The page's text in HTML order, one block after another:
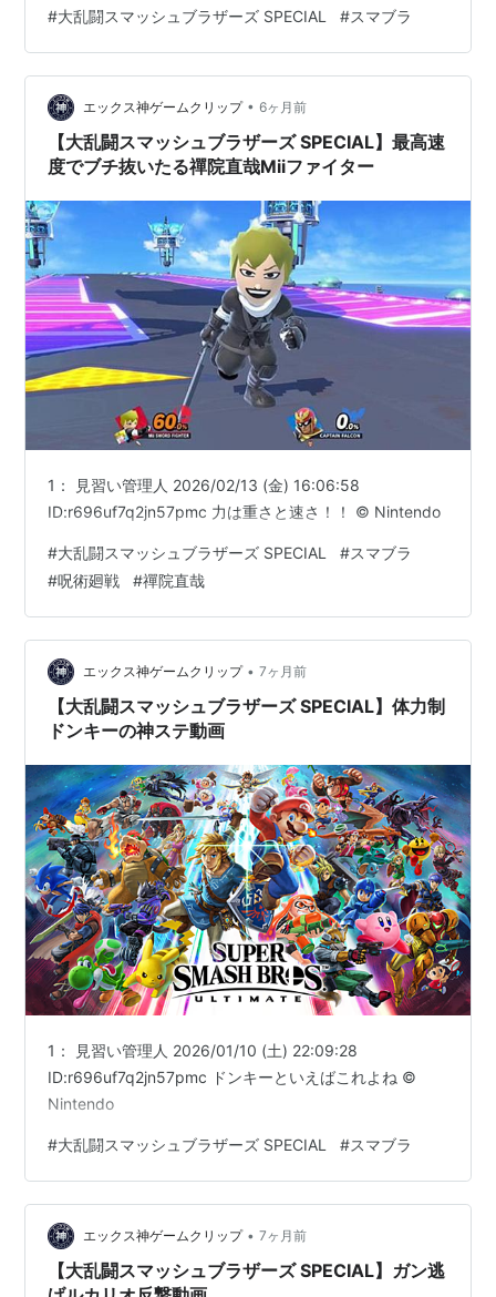
#大乱闘スマッシュブラザーズ SPECIAL #スマブラ
エックス神ゲームクリップ • 6ヶ月前
【大乱闘スマッシュブラザーズ SPECIAL】最高速
度でブチ抜いたる禪院直哉Miiファイター
1： 見習い管理人 2026/02/13 (金) 16:06:58
ID:r696uf7q2jn57pmc 力は重さと速さ！！ © Nintendo
#大乱闘スマッシュブラザーズ SPECIAL #スマブラ
#呪術廻戦 #禪院直哉
エックス神ゲームクリップ • 7ヶ月前
【大乱闘スマッシュブラザーズ SPECIAL】体力制
ドンキーの神ステ動画
1： 見習い管理人 2026/01/10 (土) 22:09:28
ID:r696uf7q2jn57pmc ドンキーといえばこれよね ©
Nintendo
#大乱闘スマッシュブラザーズ SPECIAL #スマブラ
エックス神ゲームクリップ • 7ヶ月前
【大乱闘スマッシュブラザーズ SPECIAL】ガン逃